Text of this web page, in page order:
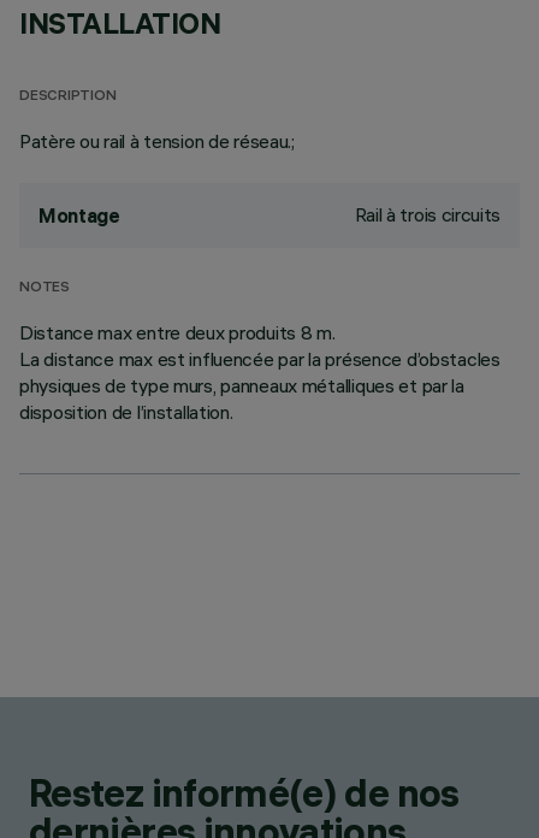
INSTALLATION
DESCRIPTION
Patère ou rail à tension de réseau.;
Montage Rail à trois circuits
NOTES
Distance max entre deux produits 8 m.
La distance max est influencée par la présence d’obstacles
physiques de type murs, panneaux métalliques et par la
disposition de l’installation.
Restez informé(e) de nos